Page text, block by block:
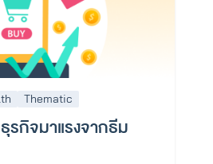
Thematic
รกิจมาแรงจากธีม